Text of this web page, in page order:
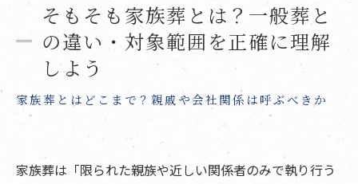
そもそも家族葬とは？一般葬と
の違い・対象範囲を正確に理解
しよう
家族葬とはどこまで？親戚や会社関係は呼ぶべきか
家族葬は「限られた親族や近しい関係者のみで執り行う